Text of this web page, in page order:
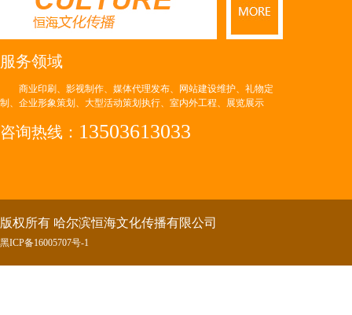
服务领域
商业印刷、影视制作、媒体代理发布、网站建设维护、礼物定
制、企业形象策划、大型活动策划执行、室内外工程、展览展示
咨询热线： 13503613033
版权所有 哈尔滨恒海文化传播有限公司
黑ICP备16005707号-1